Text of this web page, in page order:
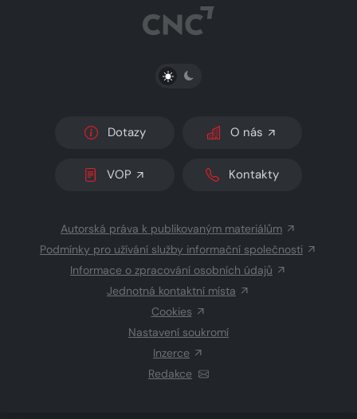
PŘEPNOUT SVĚTLÝ/TMAVÝ REŽIM
Dotazy O nás
VOP Kontakty
Autorská práva k publikovaným materiálům
Podmínky pro užívání služby informační společnosti
Informace o zpracování osobních údajů
Jednotná kontaktní místa
Cookies
Nastavení soukromí
Inzerce
Redakce